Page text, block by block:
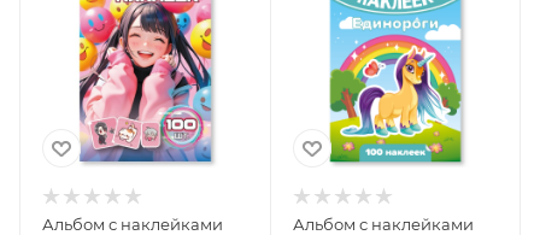
Альбом с наклейками
Альбом с наклейками